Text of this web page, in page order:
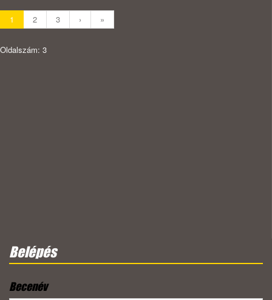
1 2 3 › »
Oldalszám: 3
Belépés
Becenév